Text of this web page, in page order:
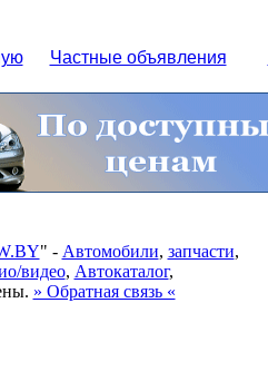
Частные объявления
" - Автомобили, запчасти,
видео, Автокаталог,
» Обратная связь «